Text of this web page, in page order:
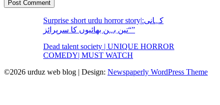
Surprise short urdu horror story|کہانی:
“تین بہن بھائیوں کا سرپرائز”
Dead talent society | UNIQUE HORROR
COMEDY| MUST WATCH
©2026 urduz web blog | Design: Newspaperly WordPress Theme